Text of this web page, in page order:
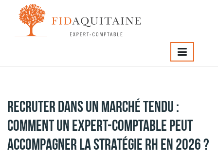
Recruter dans un marché tendu : comment
comptable peut accompagner la stratégie RH en
Recruter dans un marché tendu :
comment un expert-comptable peut
accompagner la stratégie RH en 2026 ?